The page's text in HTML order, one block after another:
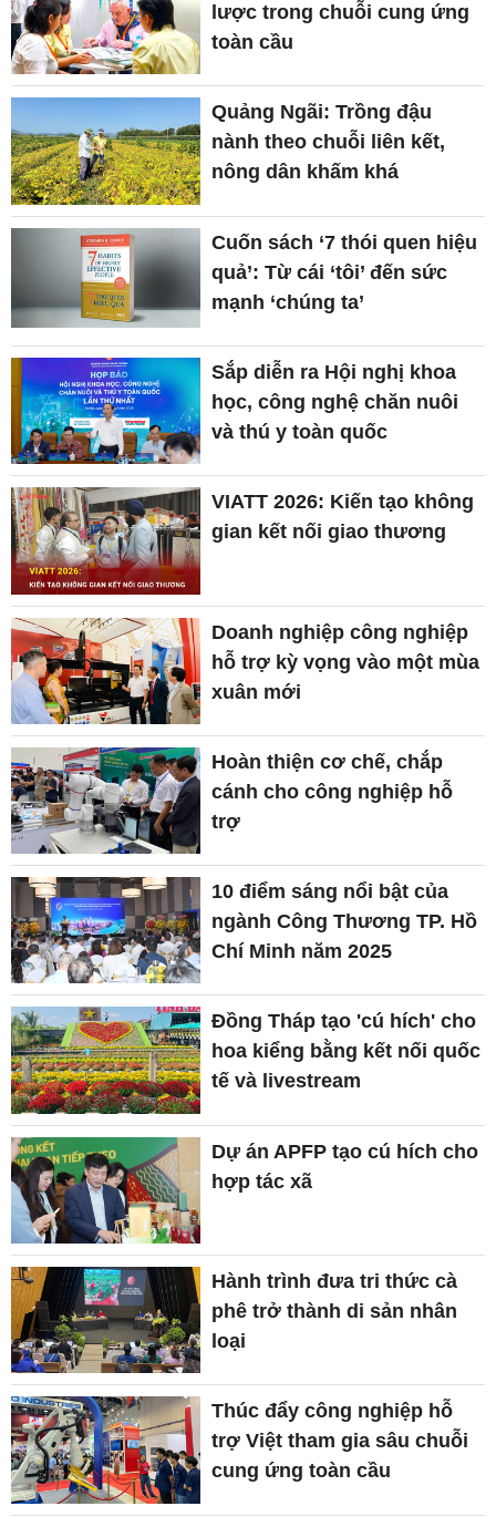
lược trong chuỗi cung ứng
toàn cầu
Quảng Ngãi: Trồng đậu
nành theo chuỗi liên kết,
nông dân khấm khá
Cuốn sách ‘7 thói quen hiệu
quả’: Từ cái ‘tôi’ đến sức
mạnh ‘chúng ta’
Sắp diễn ra Hội nghị khoa
học, công nghệ chăn nuôi
và thú y toàn quốc
VIATT 2026: Kiến tạo không
gian kết nối giao thương
Doanh nghiệp công nghiệp
hỗ trợ kỳ vọng vào một mùa
xuân mới
Hoàn thiện cơ chế, chắp
cánh cho công nghiệp hỗ
trợ
10 điểm sáng nổi bật của
ngành Công Thương TP. Hồ
Chí Minh năm 2025
Đồng Tháp tạo 'cú hích' cho
hoa kiểng bằng kết nối quốc
tế và livestream
Dự án APFP tạo cú hích cho
hợp tác xã
Hành trình đưa tri thức cà
phê trở thành di sản nhân
loại
Thúc đẩy công nghiệp hỗ
trợ Việt tham gia sâu chuỗi
cung ứng toàn cầu